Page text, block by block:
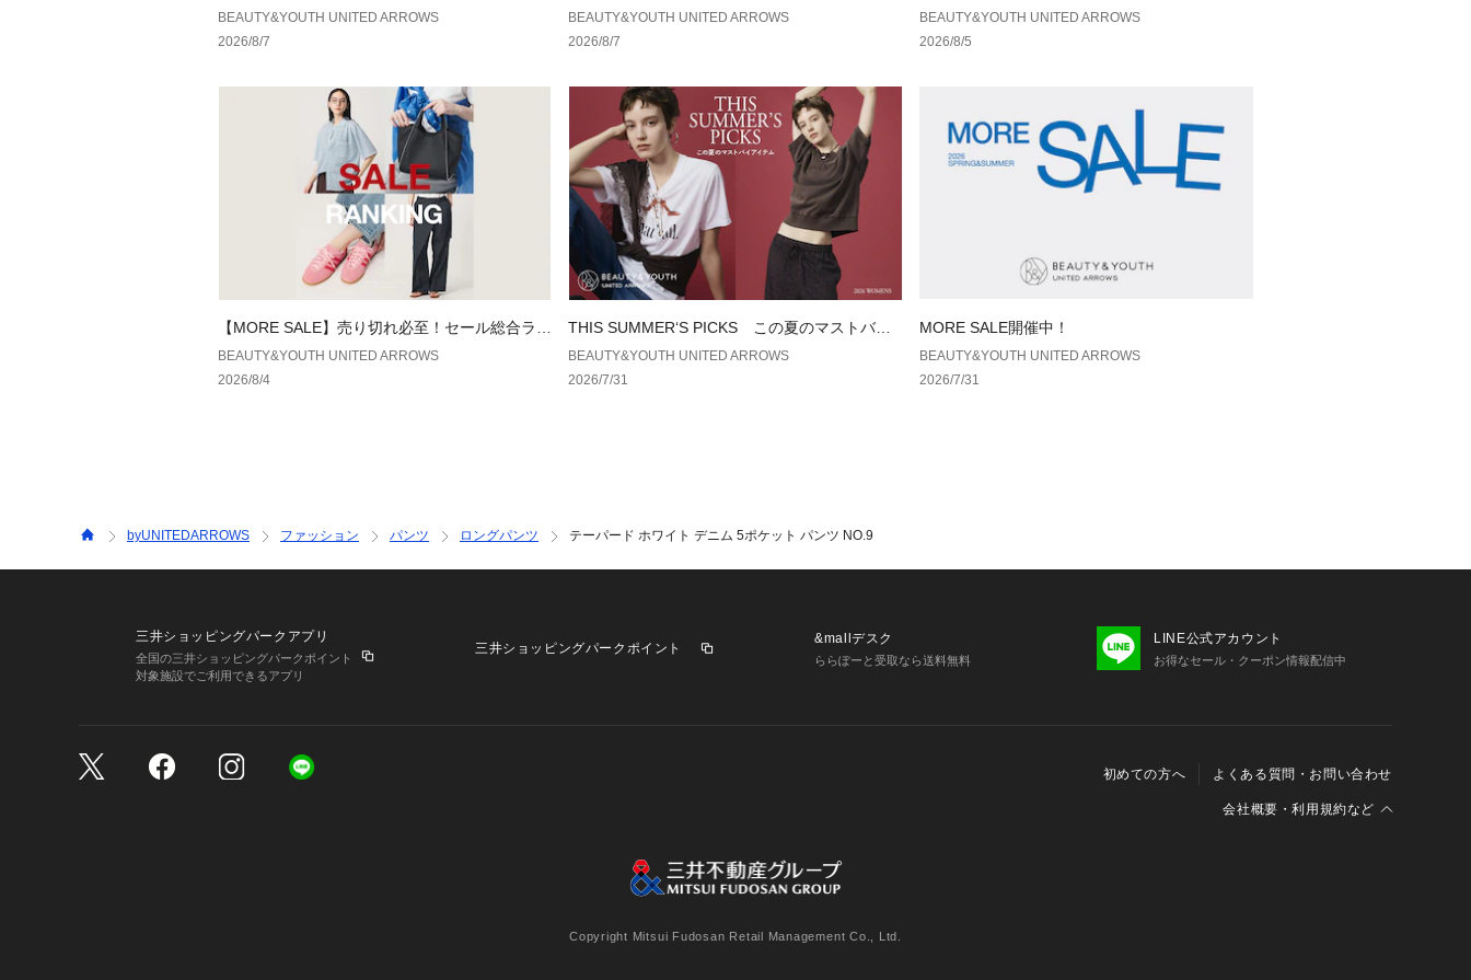
裏地：なし
透け感：なし
伸縮：なし
光沢感：なし
ケア方法：手洗い可
============================
※商品に「取り扱い上の注意書き」、「洗濯表示」がご
ざいます場合は、使用前に必ずご確認ください。
※商品画像は、光の当たり具合やパソコンなどの閲覧環
境により、実際の色味と異なって見える場合がございま
す。あらかじめご了承ください。
BEAUTY&YOUTH UNITED ARROWS
2026/8/7
プス
BEAUTY&YOUTH UNITED ARROWS
2026/8/7
BEAUTY&YOUTH UNITED ARROWS
2026/8/5
【MORE SALE】売り切れ必至！セール総合ラン
キング
BEAUTY&YOUTH UNITED ARROWS
2026/8/4
THIS SUMMER‘S PICKS この夏のマストバイ
アイテム
BEAUTY&YOUTH UNITED ARROWS
2026/7/31
MORE SALE開催中！
BEAUTY&YOUTH UNITED ARROWS
2026/7/31
byUNITEDARROWS ファッション パンツ ロングパンツ テーパード ホワイト デニム 5ポケット パンツ NO.9
三井ショッピングパークアプリ
全国の三井ショッピングパークポイント
対象施設でご利用できるアプリ
三井ショッピングパークポイント
&mallデスク
ららぽーと受取なら送料無料
LINE公式アカウント
お得なセール・クーポン情報配信中
初めての方へ よくある質問・お問い合わせ
会社概要・利用規約など
個人情報保護方針 個人情報の取り扱いについて
Copyright Mitsui Fudosan Retail Management Co., Ltd.